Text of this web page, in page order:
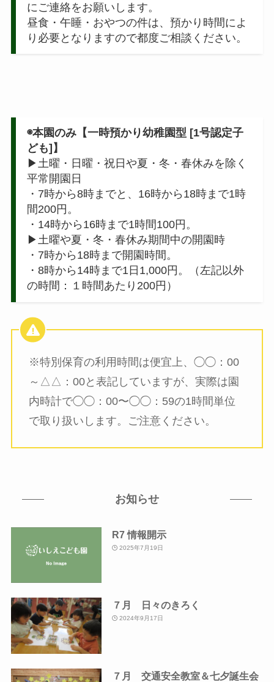
にご連絡をお願いします。
昼食・午睡・おやつの件は、預かり時間によ
り必要となりますので都度ご相談ください。
◉本園のみ【一時預かり幼稚園型 [1号認定子
ども]】
▶土曜・日曜・祝日や夏・冬・春休みを除く
平常開園日
・7時から8時までと、16時から18時まで1時
間200円。
・14時から16時まで1時間100円。
▶土曜や夏・冬・春休み期間中の開園時
・7時から18時まで開園時間。
・8時から14時まで1日1,000円。（左記以外
の時間：１時間あたり200円）
※特別保育の利用時間は便宜上、◯◯：00
～△△：00と表記していますが、実際は園
内時計で◯◯：00〜◯◯：59の1時間単位
で取り扱いします。ご注意ください。
お知らせ
R7 情報開示
2025年7月19日
７月 日々のきろく
2024年9月17日
７月 交通安全教室＆七夕誕生会